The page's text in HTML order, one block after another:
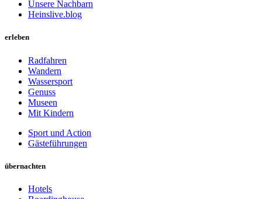
Unsere Nachbarn
Heinslive.blog
erleben
Radfahren
Wandern
Wassersport
Genuss
Museen
Mit Kindern
Sport und Action
Gästeführungen
übernachten
Hotels